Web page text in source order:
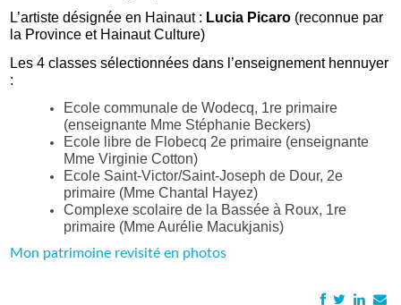
L’artiste désignée en Hainaut : Lucia Picaro (reconnue par
la Province et Hainaut Culture)
Les 4 classes sélectionnées dans l’enseignement hennuyer
:
Ecole communale de Wodecq, 1re primaire
(enseignante Mme Stéphanie Beckers)
Ecole libre de Flobecq 2e primaire (enseignante
Mme Virginie Cotton)
Ecole Saint-Victor/Saint-Joseph de Dour, 2e
primaire (Mme Chantal Hayez)
Complexe scolaire de la Bassée à Roux, 1re
primaire (Mme Aurélie Macukjanis)
Mon patrimoine revisité en photos